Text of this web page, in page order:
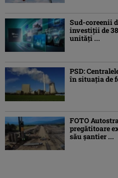
Sud-coreenii
investiţii de
unităţi ...
PSD:
în situaţia de
FOTO
pregătitoare
său șantier ...